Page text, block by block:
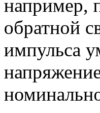
например,
обратной
импульса